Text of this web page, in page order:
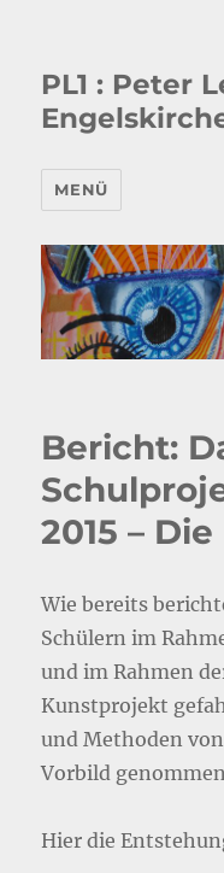
PL1 : Peter
MENÜ
Bericht:
2015 –
Wie bereits
Schülern im
und im Rahmen
Kunstprojekt
und Methoden von
Vorbild
Hier die